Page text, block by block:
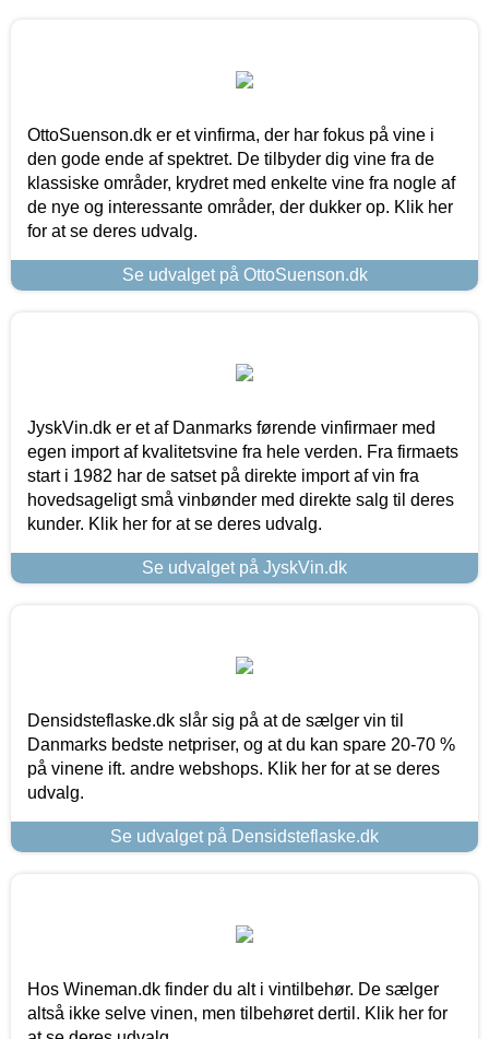
OttoSuenson.dk er et vinfirma, der har fokus på vine i
den gode ende af spektret. De tilbyder dig vine fra de
klassiske områder, krydret med enkelte vine fra nogle af
de nye og interessante områder, der dukker op. Klik her
for at se deres udvalg.
Se udvalget på OttoSuenson.dk
JyskVin.dk er et af Danmarks førende vinfirmaer med
egen import af kvalitetsvine fra hele verden. Fra firmaets
start i 1982 har de satset på direkte import af vin fra
hovedsageligt små vinbønder med direkte salg til deres
kunder. Klik her for at se deres udvalg.
Se udvalget på JyskVin.dk
Densidsteflaske.dk slår sig på at de sælger vin til
Danmarks bedste netpriser, og at du kan spare 20-70 %
på vinene ift. andre webshops. Klik her for at se deres
udvalg.
Se udvalget på Densidsteflaske.dk
Hos Wineman.dk finder du alt i vintilbehør. De sælger
altså ikke selve vinen, men tilbehøret dertil. Klik her for